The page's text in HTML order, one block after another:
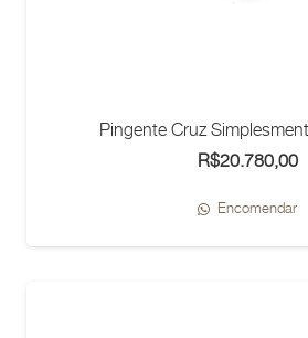
Pingente Cruz
R$20.780,00
Encomendar